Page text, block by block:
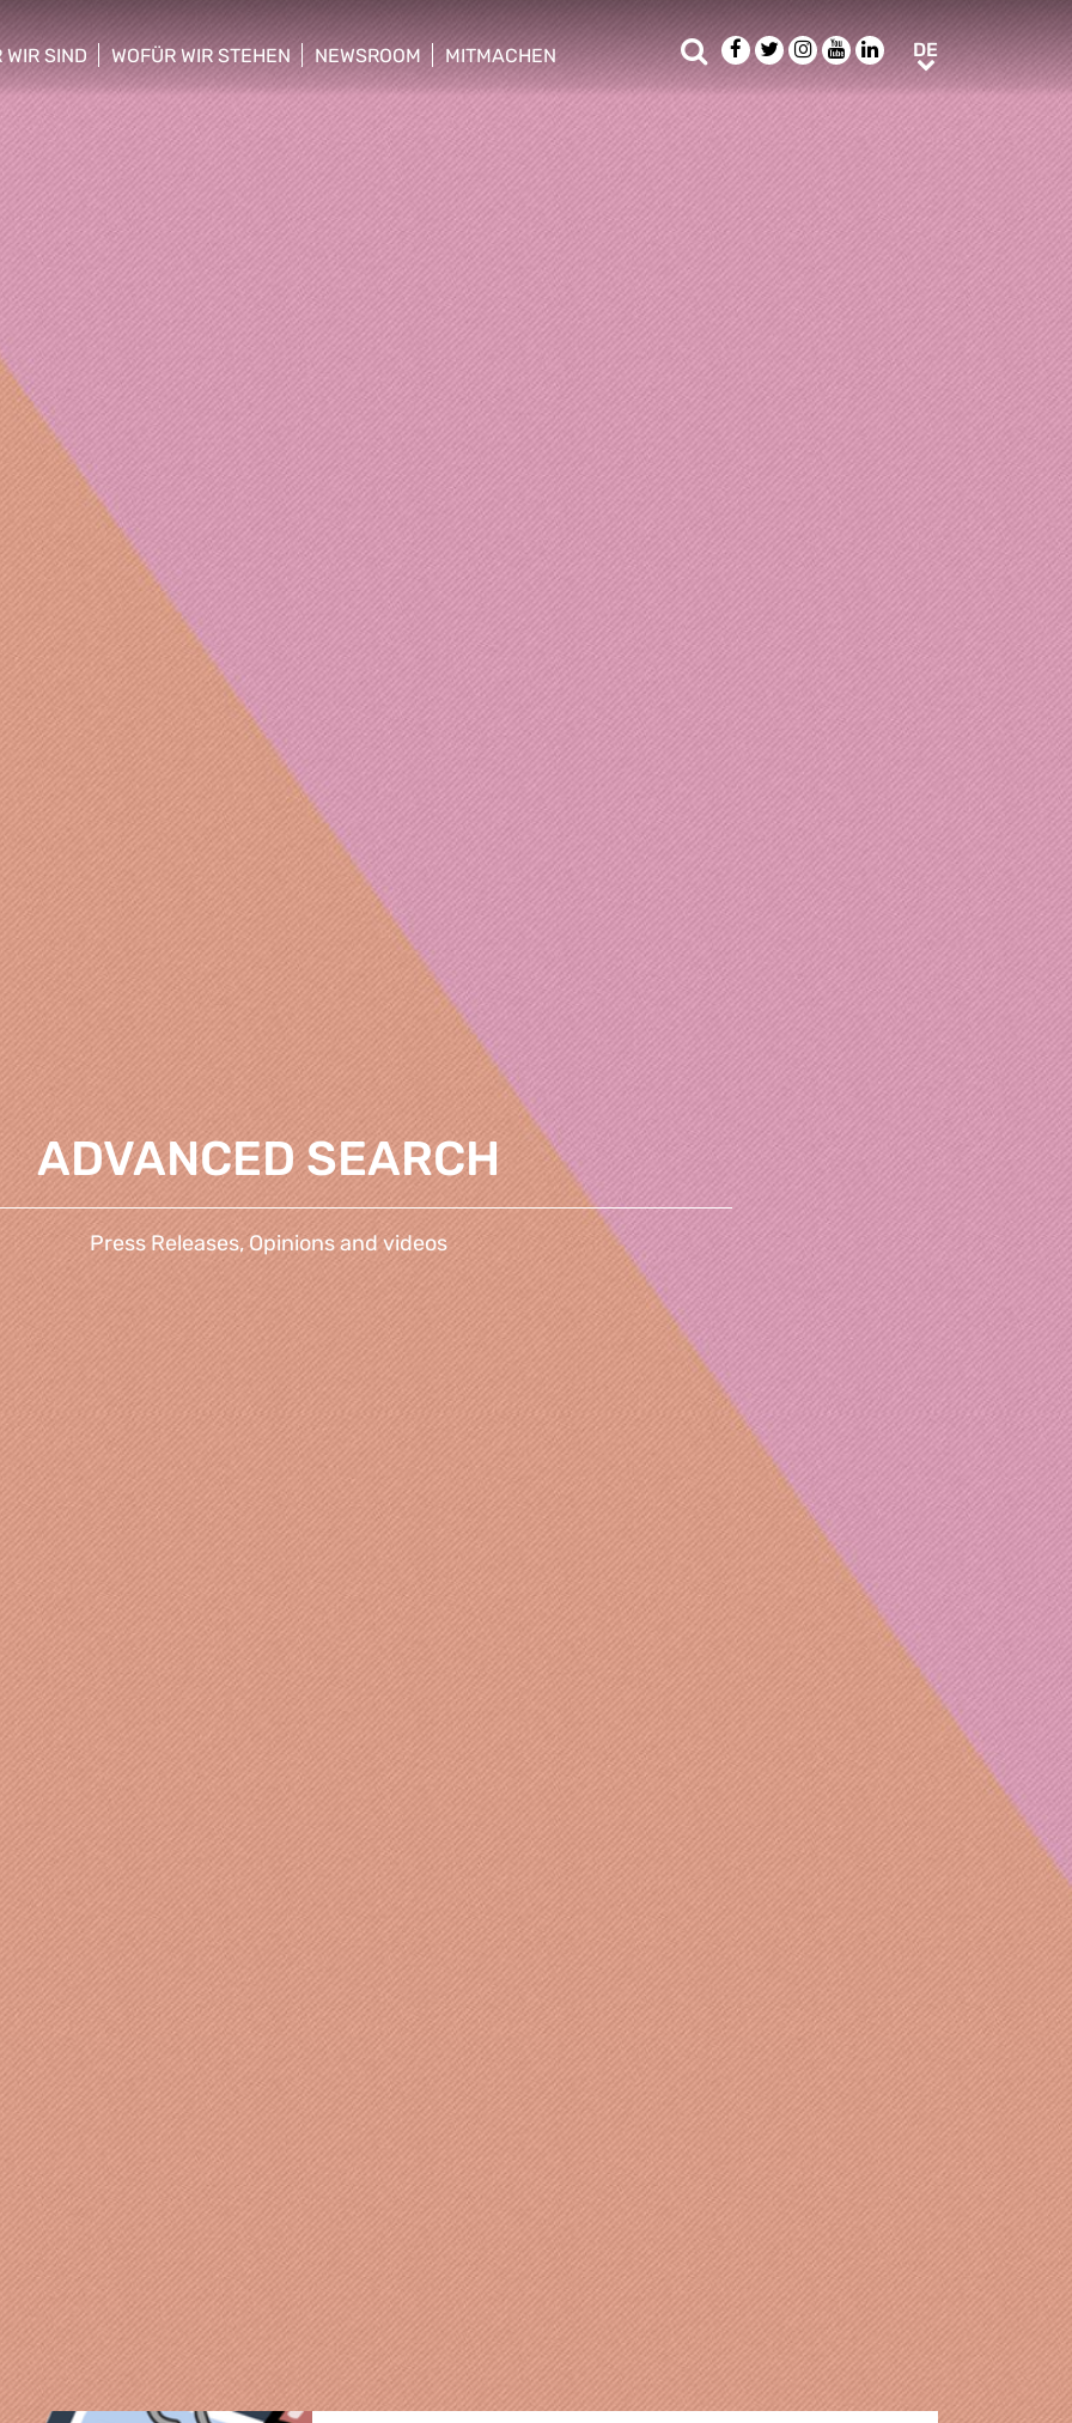
WIR SIND
hide sub menu
WOFÜR WIR STEHEN
show/hide sub menu
NEWSROOM
show/hide sub menu
MITMACHEN
show/hide sub menu
SucheFacebook
TwitterInstagram
YoutubeLinkedIn
DEDE
ADVANCED SEARCH
Press Releases, Opinions and videos